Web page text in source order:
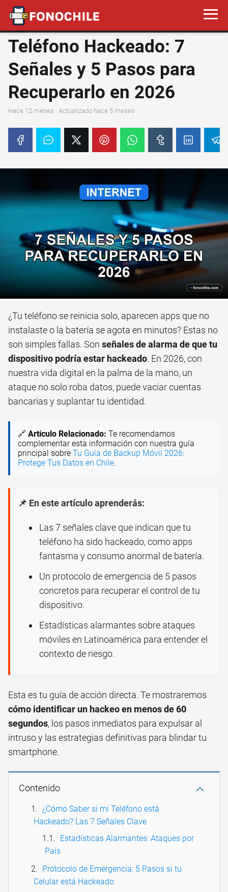
Teléfono Hackeado: 7
Señales y 5 Pasos para
Recuperarlo en 2026
hace 12 meses · Actualizado hace 5 meses
¿Tu teléfono se reinicia solo, aparecen apps que no
instalaste o la batería se agota en minutos? Estas no
son simples fallas. Son señales de alarma de que tu
dispositivo podría estar hackeado. En 2026, con
nuestra vida digital en la palma de la mano, un
ataque no solo roba datos, puede vaciar cuentas
bancarias y suplantar tu identidad.
🔗 Artículo Relacionado: Te recomendamos
complementar esta información con nuestra guía
principal sobre Tu Guía de Backup Móvil 2026:
Protege Tus Datos en Chile.
📌 En este artículo aprenderás:
Las 7 señales clave que indican que tu
teléfono ha sido hackeado, como apps
fantasma y consumo anormal de batería.
Un protocolo de emergencia de 5 pasos
concretos para recuperar el control de tu
dispositivo.
Estadísticas alarmantes sobre ataques
móviles en Latinoamérica para entender el
contexto de riesgo.
Esta es tu guía de acción directa. Te mostraremos
cómo identificar un hackeo en menos de 60
segundos, los pasos inmediatos para expulsar al
intruso y las estrategias definitivas para blindar tu
smartphone.
Contenido
¿Cómo Saber si mi Teléfono está
Hackeado? Las 7 Señales Clave
Estadísticas Alarmantes: Ataques por
País
Protocolo de Emergencia: 5 Pasos si tu
Celular está Hackeado